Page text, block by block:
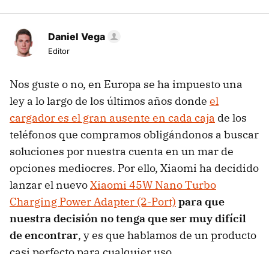
Daniel Vega
Editor
Nos guste o no, en Europa se ha impuesto una
ley a lo largo de los últimos años donde el
cargador es el gran ausente en cada caja de los
teléfonos que compramos obligándonos a buscar
soluciones por nuestra cuenta en un mar de
opciones mediocres. Por ello, Xiaomi ha decidido
lanzar el nuevoXiaomi 45W Nano Turbo
Charging Power Adapter (2-Port) para que
nuestra decisión no tenga que ser muy difícil
de encontrar, y es que hablamos de un producto